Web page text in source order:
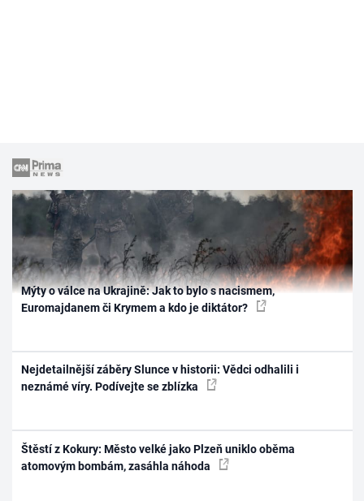
Mýty o válce na Ukrajině: Jak to bylo s nacismem,
Euromajdanem či Krymem a kdo je diktátor?
Nejdetailnější záběry Slunce v historii: Vědci odhalili i
neznámé víry. Podívejte se zblízka
Štěstí z Kokury: Město velké jako Plzeň uniklo oběma
atomovým bombám, zasáhla náhoda